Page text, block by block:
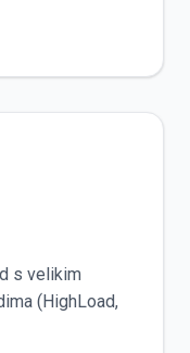
s velikim
(HighLoad,